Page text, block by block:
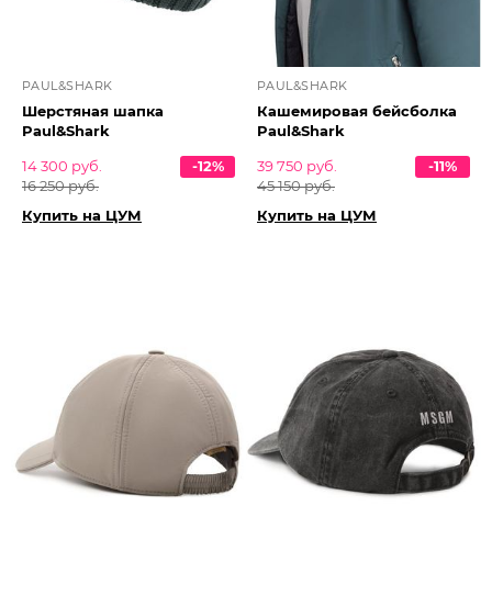
PAUL&SHARK
Шерстяная шапка
Paul&Shark
14 300 руб.
16 250 руб.
-12%
Купить на ЦУМ
PAUL&SHARK
Кашемировая бейсболка
Paul&Shark
39 750 руб.
45 150 руб.
-11%
Купить на ЦУМ